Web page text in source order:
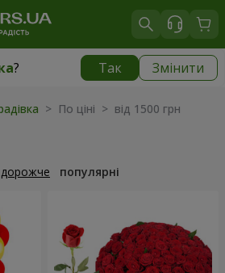
? Так Змінити
|
> По ціні > від 1500 грн
дорожче популярні